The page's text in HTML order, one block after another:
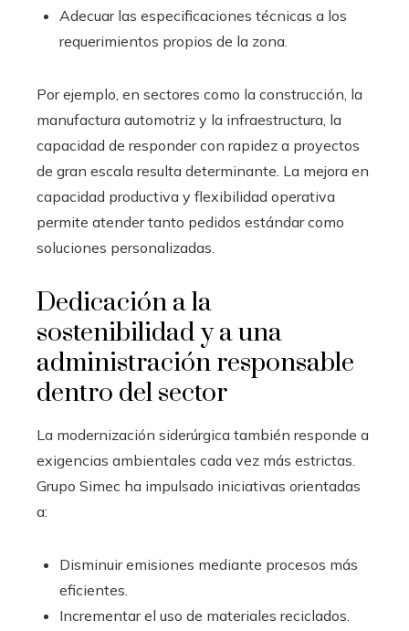
Adecuar las especificaciones técnicas a los
requerimientos propios de la zona.
Por ejemplo, en sectores como la construcción, la
manufactura automotriz y la infraestructura, la
capacidad de responder con rapidez a proyectos
de gran escala resulta determinante. La mejora en
capacidad productiva y flexibilidad operativa
permite atender tanto pedidos estándar como
soluciones personalizadas.
Dedicación a la
sostenibilidad y a una
administración responsable
dentro del sector
La modernización siderúrgica también responde a
exigencias ambientales cada vez más estrictas.
Grupo Simec ha impulsado iniciativas orientadas
a:
Disminuir emisiones mediante procesos más
eficientes.
Incrementar el uso de materiales reciclados.